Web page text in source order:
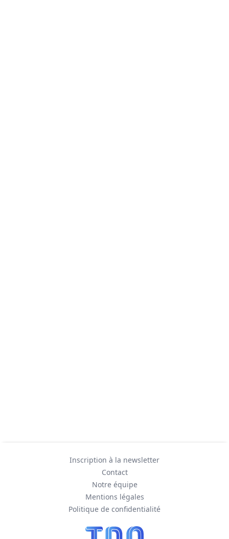
Inscription à la newsletter
Contact
Notre équipe
Mentions légales
Politique de confidentialité